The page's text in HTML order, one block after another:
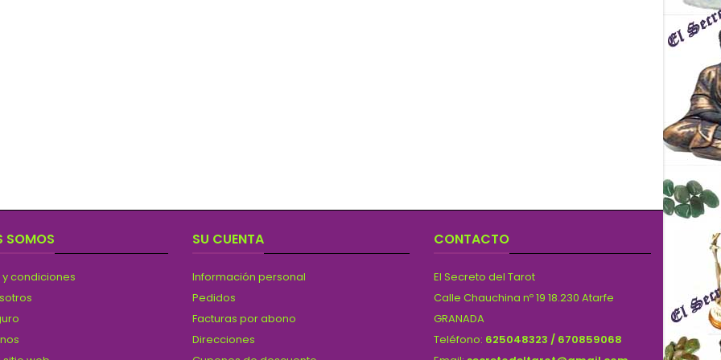
SOMOS
condiciones
SU CUENTA
Información personal
Pedidos
Facturas por abono
Direcciones
CONTACTO
El Secreto del Tarot
Calle Chauchina nº 19 18.230 Atarfe
GRANADA
Teléfono: 625048323 / 670859068